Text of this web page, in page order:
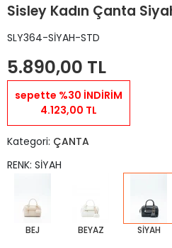
Sisley Kadın Çanta
SLY364-SİYAH-STD
5.890,00 TL
sepette %30 İNDİRİM
4.123,00 TL
Kategori: ÇANTA
RENK: SİYAH
BEJ BEYAZ SİYAH